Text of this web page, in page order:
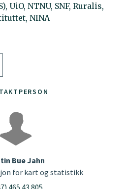
UiO, NTNU, SNF, Ruralis,
NINA
Bue Jahn
for kart og statistikk
465 43 805